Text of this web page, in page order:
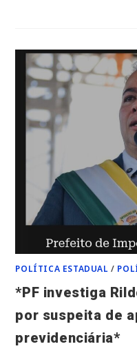
POLÍTICA ESTADUAL /
*PF investiga
por suspeita de
previdenciária*